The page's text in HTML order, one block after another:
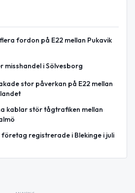
fordon på E22 mellan Pukavik
misshandel i Sölvesborg
stor påverkan på E22 mellan
kablar stör tågtrafiken mellan
företag registrerade i Blekinge i juli